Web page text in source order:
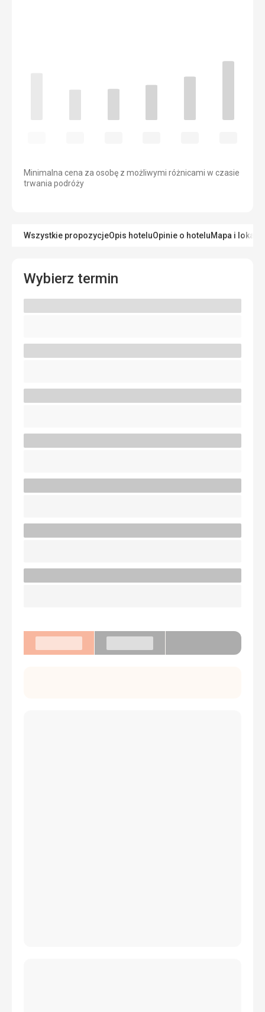
Minimalna cena za osobę z możliwymi różnicami w czasie
trwania podróży
Wszystkie propozycjeOpis hoteluOpinie o hoteluMapa i
Wybierz termin